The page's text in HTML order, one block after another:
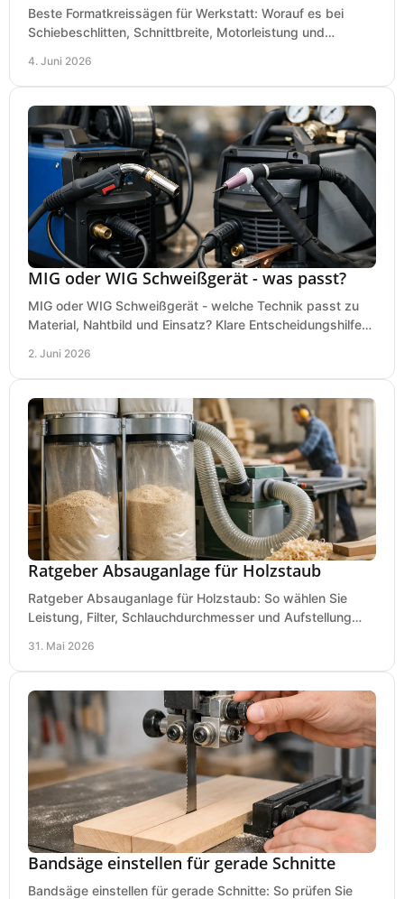
Beste Formatkreissägen für Werkstatt: Worauf es bei
Schiebeschlitten, Schnittbreite, Motorleistung und
4. Juni 2026
MIG oder WIG Schweißgerät - was passt?
MIG oder WIG Schweißgerät - welche Technik passt zu
Material, Nahtbild und Einsatz? Klare Entscheidungshilfe
2. Juni 2026
Ratgeber Absauganlage für Holzstaub
Ratgeber Absauganlage für Holzstaub: So wählen Sie
Leistung, Filter, Schlauchdurchmesser und Aufstellung
31. Mai 2026
Bandsäge einstellen für gerade Schnitte
Bandsäge einstellen für gerade Schnitte: So prüfen Sie